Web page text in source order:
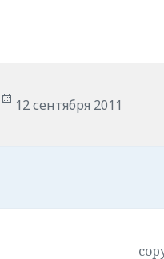
Опубликовано
12 сентября 2011